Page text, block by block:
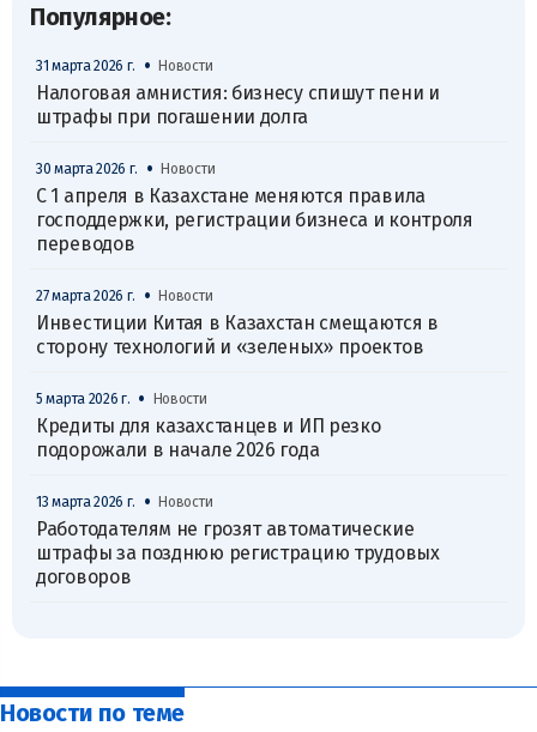
Популярное:
31 марта 2026 г. • Новости
Налоговая амнистия: бизнесу спишут пени и
штрафы при погашении долга
30 марта 2026 г. • Новости
С 1 апреля в Казахстане меняются правила
господдержки, регистрации бизнеса и контроля
переводов
27 марта 2026 г. • Новости
Инвестиции Китая в Казахстан смещаются в
сторону технологий и «зеленых» проектов
5 марта 2026 г. • Новости
Кредиты для казахстанцев и ИП резко
подорожали в начале 2026 года
13 марта 2026 г. • Новости
Работодателям не грозят автоматические
штрафы за позднюю регистрацию трудовых
договоров
Новости по теме